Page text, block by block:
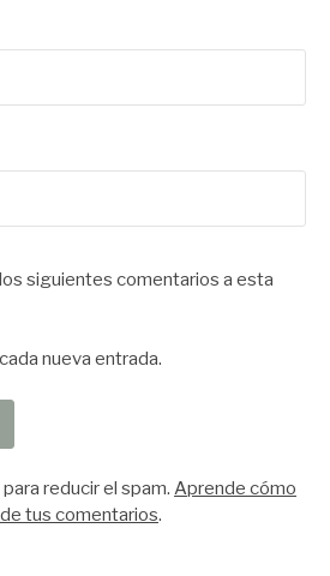
siguientes comentarios a esta
nueva entrada.
reducir el spam. Aprende cómo
tus comentarios.